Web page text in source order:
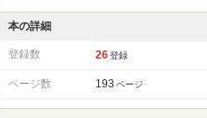
本の詳細
登録数 26 登録
ページ数 193 ページ